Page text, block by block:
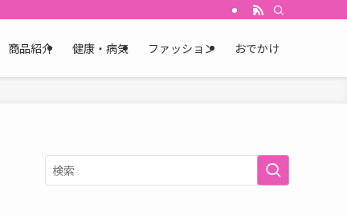
商品紹介 健康・病気 ファッション おでかけ